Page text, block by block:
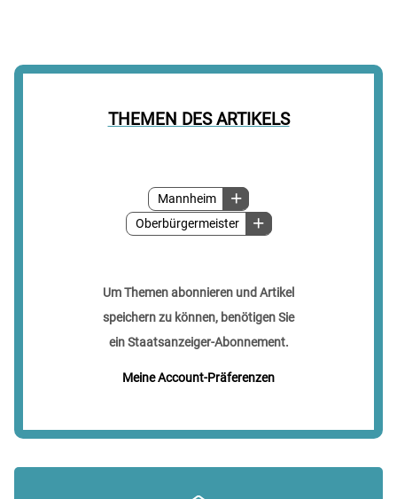
THEMEN DES ARTIKELS
Mannheim
Oberbürgermeister
Um Themen abonnieren und Artikel
speichern zu können, benötigen Sie
ein Staatsanzeiger-Abonnement.
Meine Account-Präferenzen